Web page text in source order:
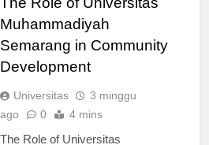
The Role of Universitas
Muhammadiyah
Semarang in Community
Development
Universitas
3 minggu